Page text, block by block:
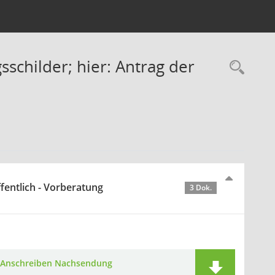
hier: Antrag der
- Vorberatung 3 Dok.
Anschreiben Nachsendung